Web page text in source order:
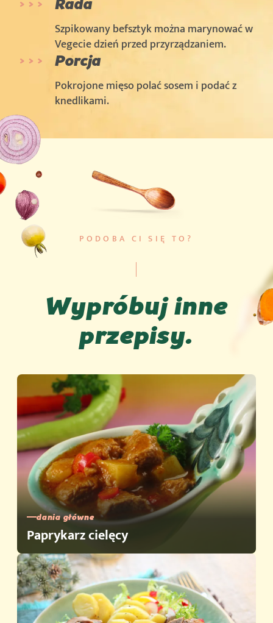
Rada
Szpikowany befsztyk można marynować w
Vegecie dzień przed przyrządzaniem.
Porcja
Pokrojone mięso polać sosem i podać z
knedlikami.
PODOBA CI SIĘ TO?
Wypróbuj inne
przepisy.
dania główne
Paprykarz cielęcy